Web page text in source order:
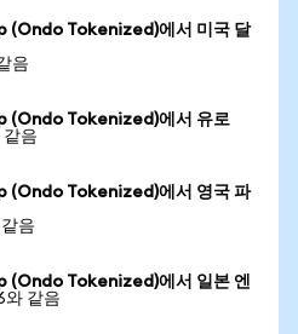
Tokenized)에서 미국 달
음
Tokenized)에서 유로
음
Tokenized)에서 영국 파
음
Tokenized)에서 일본 엔
와 같음